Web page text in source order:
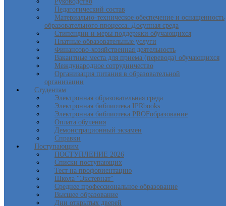
Педагогический состав
Материально-техническое обеспечение и оснащенность
образовательного процесса. Досупная среда
Стипендии и меры поддержки обучающихся
Платные образовательные услуги
Финансово-хозяйственная деятельность
Вакантные места для приема (перевода) обучающихся
Международное сотрудничество
Организация питания в образовательной
организации
Студентам
Электронная образовательная среда
Электронная библиотека IPRbooks
Электронная библиотека PROFобразование
Оплата обучения
Демонстрационный экзамен
Справки
Поступающим
ПОСТУПЛЕНИЕ 2026
Списки поступающих
Тест на профориентацию
Школа "Экстернат"
Среднее профессиональное образование
Высшее образование
Дни открытых дверей